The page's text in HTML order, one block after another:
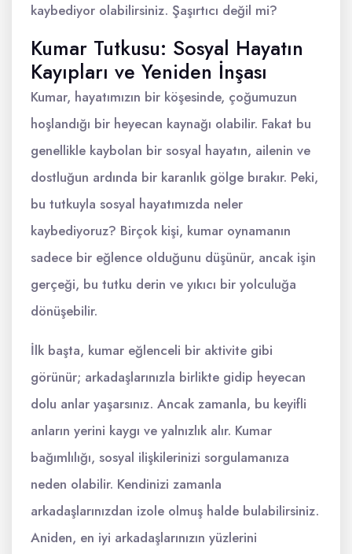
kaybediyor olabilirsiniz. Şaşırtıcı değil mi?
Kumar Tutkusu: Sosyal Hayatın
Kayıpları ve Yeniden İnşası
Kumar, hayatımızın bir köşesinde, çoğumuzun
hoşlandığı bir heyecan kaynağı olabilir. Fakat bu
genellikle kaybolan bir sosyal hayatın, ailenin ve
dostluğun ardında bir karanlık gölge bırakır. Peki,
bu tutkuyla sosyal hayatımızda neler
kaybediyoruz? Birçok kişi, kumar oynamanın
sadece bir eğlence olduğunu düşünür, ancak işin
gerçeği, bu tutku derin ve yıkıcı bir yolculuğa
dönüşebilir.
İlk başta, kumar eğlenceli bir aktivite gibi
görünür; arkadaşlarınızla birlikte gidip heyecan
dolu anlar yaşarsınız. Ancak zamanla, bu keyifli
anların yerini kaygı ve yalnızlık alır. Kumar
bağımlılığı, sosyal ilişkilerinizi sorgulamanıza
neden olabilir. Kendinizi zamanla
arkadaşlarınızdan izole olmuş halde bulabilirsiniz.
Aniden, en iyi arkadaşlarınızın yüzlerini